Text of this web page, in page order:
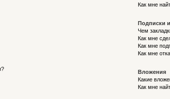
Как мне
Подписки
Чем
Как мне
Как мне
Как мне
Вложения
Какие
Как мне